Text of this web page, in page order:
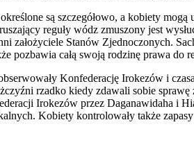
są szczegółowo, a kobiety
reguły wódz zmuszony jest
założyciele Stanów Zjednoczonych.
pozbawia całą swoją rodzinę prawa do
Konfederację Irokezów i
rzadko kiedy zdawali sobie
Irokezów przez Daganawidaha i
Kobiety kontrolowały także